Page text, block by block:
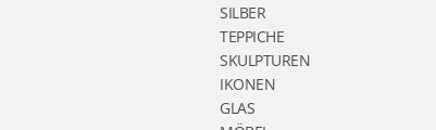
SILBER
TEPPICHE
SKULPTUREN
IKONEN
GLAS